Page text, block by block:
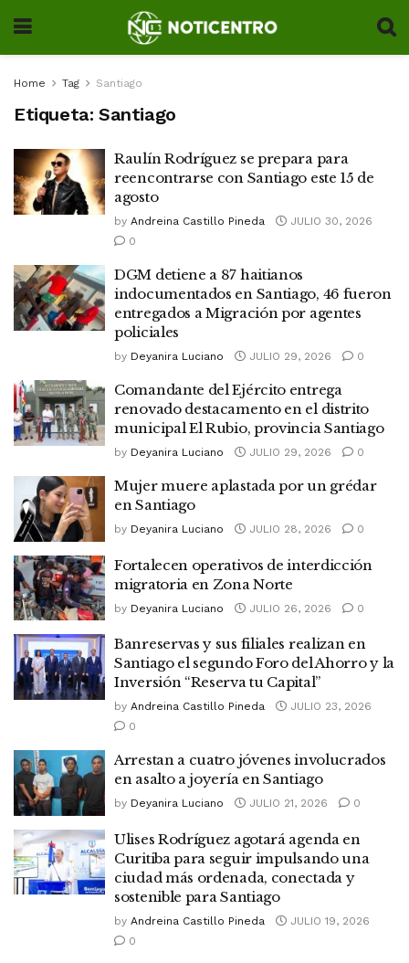
Home Tag Santiago
Etiqueta: Santiago
Raulín Rodríguez se prepara para
reencontrarse con Santiago este 15 de
agosto
by Andreina Castillo Pineda
JULIO 30, 2026
0
DGM detiene a 87 haitianos
indocumentados en Santiago, 46 fueron
entregados a Migración por agentes
policiales
by Deyanira Luciano JULIO 29, 2026 0
Comandante del Ejército entrega
renovado destacamento en el distrito
municipal El Rubio, provincia Santiago
by Deyanira Luciano JULIO 29, 2026 0
Mujer muere aplastada por un grédar
en Santiago
by Deyanira Luciano JULIO 28, 2026 0
Fortalecen operativos de interdicción
migratoria en Zona Norte
by Deyanira Luciano JULIO 26, 2026 0
Banreservas y sus filiales realizan en
Santiago el segundo Foro del Ahorro y la
Inversión “Reserva tu Capital”
by Andreina Castillo Pineda
JULIO 23, 2026
0
Arrestan a cuatro jóvenes involucrados
en asalto a joyería en Santiago
by Deyanira Luciano JULIO 21, 2026 0
Ulises Rodríguez agotará agenda en
Curitiba para seguir impulsando una
ciudad más ordenada, conectada y
sostenible para Santiago
by Andreina Castillo Pineda
JULIO 19, 2026
0